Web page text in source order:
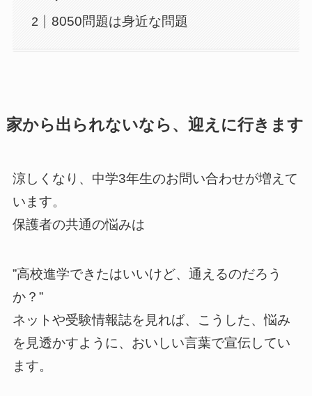
8050問題は身近な問題
家から出られないなら、迎えに行きます
涼しくなり、中学3年生のお問い合わせが増えて
います。
保護者の共通の悩みは
”高校進学できたはいいけど、通えるのだろう
か？”
ネットや受験情報誌を見れば、こうした、悩み
を見透かすように、おいしい言葉で宣伝してい
ます。